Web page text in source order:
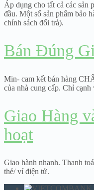
Áp dụng cho tất cả các sản
đầu. Một số sản phẩm bảo
chính sách đổi trả).
Bán Đúng
Min- cam kết bán hàng
của nhà cung cấp. Chỉ
Giao Hàng
hoạt
Giao hành nhanh. Thanh
thẻ/ ví điện tử.